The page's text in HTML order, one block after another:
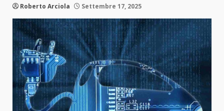
Roberto Arciola Settembre 17, 2025